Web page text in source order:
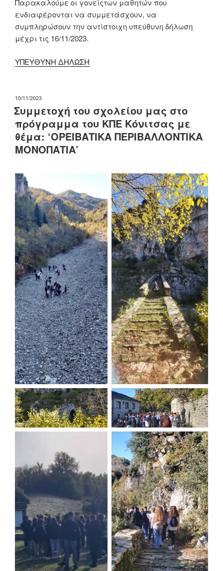
Παρακαλούμε οι γονείςτων μαθητών που
ενδιαφέρονται να συμμετάσχουν, να
συμπληρώσουν την αντίστοιχη υπεύθυνη δήλωση
μέχρι τις 16/11/2023.
ΥΠΕΥΘΥΝΗ ΔΗΛΩΣΗ
ΔΗΜΟΣΙΕΎΤΗΚΕ
ΣΤΙΣ
10/11/2023
Συμμετοχή του σχολείου μας στο
πρόγραμμα του ΚΠΕ Κόνιτσας με
θέμα: ‘ΟΡΕΙΒΑΤΙΚΑ ΠΕΡΙΒΑΛΛΟΝΤΙΚΑ
ΜΟΝΟΠΑΤΙΑ’